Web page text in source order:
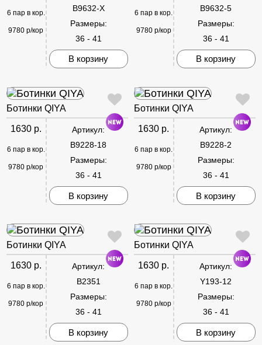
6 пар в кор.
9780 р/кор
B9632-X
Размеры:
36 - 41
В корзину
6 пар в кор.
9780 р/кор
B9632-5
Размеры:
36 - 41
В корзину
Ботинки QIYA
1630 р.
6 пар в кор.
9780 р/кор
Артикул:
B9228-18
Размеры:
36 - 41
В корзину
Ботинки QIYA
1630 р.
6 пар в кор.
9780 р/кор
Артикул:
B9228-2
Размеры:
36 - 41
В корзину
Ботинки QIYA
1630 р.
6 пар в кор.
9780 р/кор
Артикул:
B2351
Размеры:
36 - 41
В корзину
Ботинки QIYA
1630 р.
6 пар в кор.
9780 р/кор
Артикул:
Y193-12
Размеры:
36 - 41
В корзину